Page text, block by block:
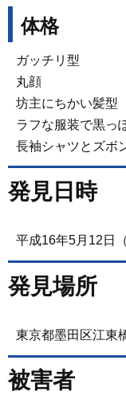
体格
ガッチリ型
丸顔
坊主にちかい髪型
ラフな服装で黒っ
長袖シャツとズボ
発見日時
平成16年5月12日
発見場所
東京都墨田区江東
被害者